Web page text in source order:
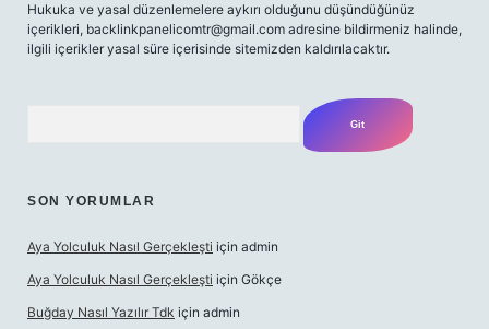
Hukuka ve yasal düzenlemelere aykırı olduğunu düşündüğünüz
içerikleri, backlinkpanelicomtr@gmail.com adresine bildirmeniz halinde,
ilgili içerikler yasal süre içerisinde sitemizden kaldırılacaktır.
SON YORUMLAR
Aya Yolculuk Nasıl Gerçekleşti için admin
Aya Yolculuk Nasıl Gerçekleşti için Gökçe
Buğday Nasıl Yazılır Tdk için admin